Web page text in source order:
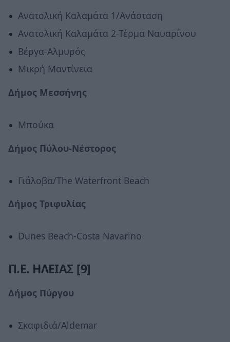
Ανατολική Καλαμάτα 1/Ανάσταση
Ανατολική Καλαμάτα 2-Τέρμα Ναυαρίνου
Βέργα-Αλμυρός
Μικρή Μαντίνεια
Δήμος Μεσσήνης
Μπούκα
Δήμος Πύλου-Νέστορος
Γιάλοβα/The Waterfront Beach
Δήμος Τριφυλίας
Dunes Beach-Costa Navarino
Π.Ε. ΗΛΕΙΑΣ [9]
Δήμος Πύργου
Σκαφιδιά/Aldemar